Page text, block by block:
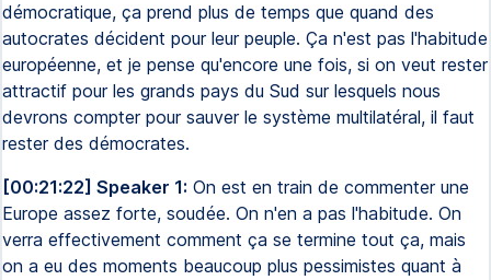
démocratique, ça prend plus de temps que quand des
autocrates décident pour leur peuple. Ça n'est pas l'habitude
européenne, et je pense qu'encore une fois, si on veut rester
attractif pour les grands pays du Sud sur lesquels nous
devrons compter pour sauver le système multilatéral, il faut
rester des démocrates.
[00:21:22] Speaker 1: On est en train de commenter une
Europe assez forte, soudée. On n'en a pas l'habitude. On
verra effectivement comment ça se termine tout ça, mais
on a eu des moments beaucoup plus pessimistes quant à